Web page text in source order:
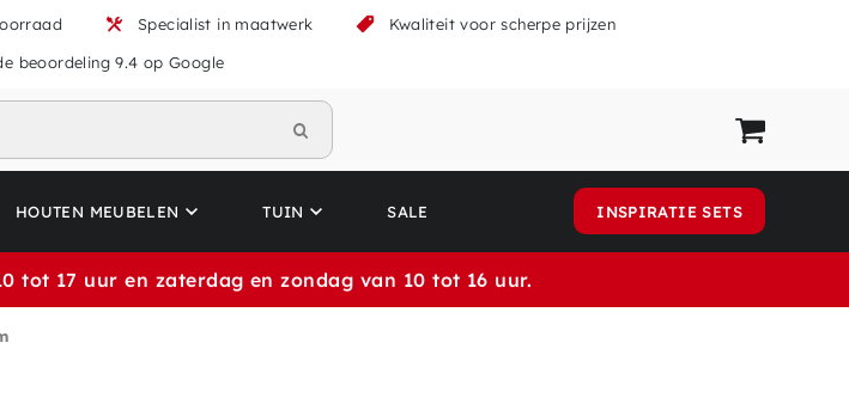
Specialist in maatwerk
Kwaliteit voor scherpe prijzen
beoordeling 9.4 op Google
HOUTEN MEUBELEN TUIN SALE INSPIRATIE SETS
tot 17 uur en zaterdag en zondag van 10 tot 16 uur.